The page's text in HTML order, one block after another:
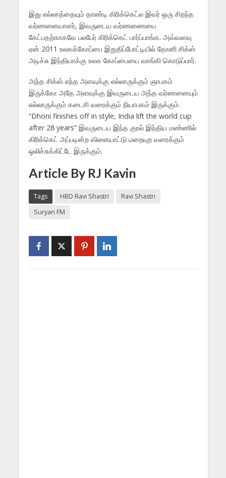
இது எல்லாத்தையும் தாண்டி கிரிக்கெட்ல இவர் ஒரு சிறந்த
வர்ணனையாளர், இவருடைய வர்ணணையை
கேட்பதற்காகவே பலபேர் கிரிக்கெட் பார்ப்பாங்க. அவ்வளவு
ஏன் 2011 உலகக்கோப்பை இறுதிப்போட்டியில் தோனி சிக்ஸ்
அடிச்சு இந்தியாக்கு உலக கோப்பையை வாங்கி கொடுப்பார்.
அந்த சிக்ஸ் எந்த அளவுக்கு எல்லாருக்கும் ஞாபகம்
இருக்கோ அதே அளவுக்கு இவருடைய அந்த வர்ணனையும்
எல்லாருக்கும் கடைசி வரைக்கும் நியாபகம் இருக்கும்.
“Dhoni finishes off in style, India lift the world cup
after 28 years” இவருடைய இந்த குரல் இந்திய மண்ணில்
கிரிக்கெட் அப்படின்ற விளையாட்டு மறையுற வரைக்கும்
ஒலிச்சுக்கிட்டே இருக்கும்.
Article By RJ Kavin
Tags HBD Ravi Shastri
Ravi Shastri
Suryan FM